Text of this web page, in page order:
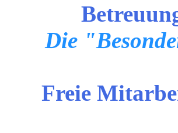
Die
Freie